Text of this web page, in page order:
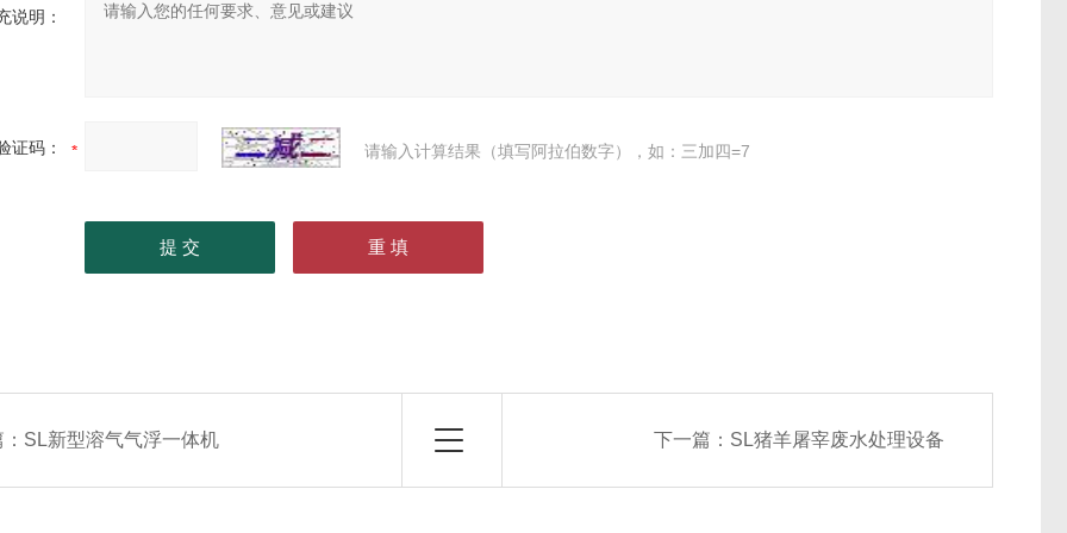
说明：
证码： 请输入计算结果（填写阿拉伯数字），如：三加四=7
SL新型溶气气浮一体机 下一篇： SL猪羊屠宰废水处理设备